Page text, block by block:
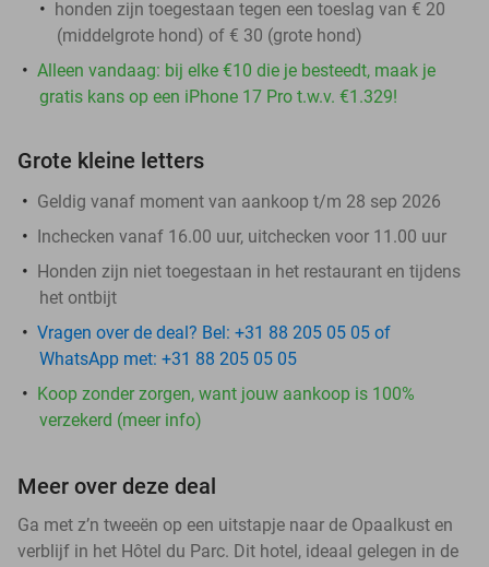
honden zijn toegestaan tegen een toeslag van € 20
(middelgrote hond) of € 30 (grote hond)
Alleen vandaag: bij elke €10 die je besteedt, maak je
gratis kans op een iPhone 17 Pro t.w.v. €1.329!
Grote kleine letters
Geldig vanaf moment van aankoop t/m 28 sep 2026
Inchecken vanaf 16.00 uur, uitchecken voor 11.00 uur
Honden zijn niet toegestaan in het restaurant en tijdens
het ontbijt
Vragen over de deal? Bel: +31 88 205 05 05 of
WhatsApp met: +31 88 205 05 05
Koop zonder zorgen, want jouw aankoop is 100%
verzekerd (meer info)
Meer over deze deal
Ga met z’n tweeën op een uitstapje naar de Opaalkust en
verblijf in het Hôtel du Parc. Dit hotel, ideaal gelegen in de